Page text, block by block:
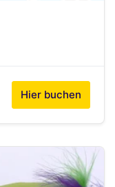
Hier buchen